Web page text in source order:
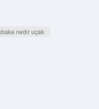
nedir uçak